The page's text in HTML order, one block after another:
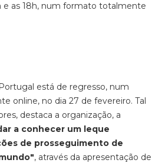
e as 18h, num formato totalmente
está de regresso, num
online, no dia 27 de fevereiro. Tal
destaca a organização, a
a conhecer um leque
de prosseguimento de
, através da apresentação de